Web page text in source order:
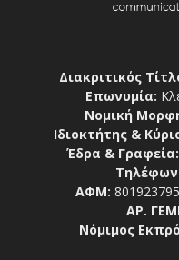
Διακριτικός
Επωνυμία:
Νομική
Ιδιοκτήτης &
Έδρα & Γραφεία:
ΑΦΜ: 801923795
ΑΡ.
Νόμιμος